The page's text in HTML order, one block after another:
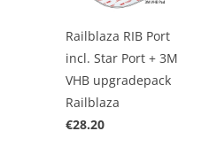
Railblaza RIB Port
incl. Star Port + 3M
VHB upgradepack
Railblaza
€28.20